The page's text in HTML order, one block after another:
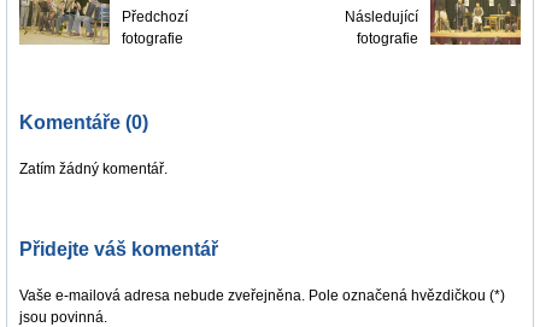
Předchozí
fotografie
Následující
fotografie
Komentáře (0)
Zatím žádný komentář.
Přidejte váš komentář
Vaše e-mailová adresa nebude zveřejněna. Pole označená hvězdičkou (*)
jsou povinná.